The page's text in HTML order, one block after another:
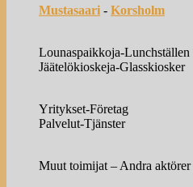
Mustasaari - Korsholm
Lounaspaikkoja-Lunchställen
Jäätelökioskeja-Glasskiosker
Yritykset-Företag
Palvelut-Tjänster
Muut toimijat – Andra aktörer